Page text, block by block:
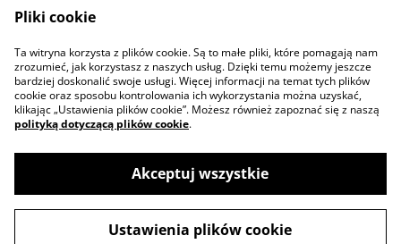
Polityka prywatności
SumUp
Polityka plików cookie
©2026Jelly Sketch Shop
Pliki cookie
Ta witryna korzysta z plików cookie. Są to małe pliki, które pomagają nam
zrozumieć, jak korzystasz z naszych usług. Dzięki temu możemy jeszcze
bardziej doskonalić swoje usługi. Więcej informacji na temat tych plików
cookie oraz sposobu kontrolowania ich wykorzystania można uzyskać,
klikając „Ustawienia plików cookie”. Możesz również zapoznać się z naszą
polityką dotyczącą plików cookie.
Akceptuj wszystkie
Ustawienia plików cookie